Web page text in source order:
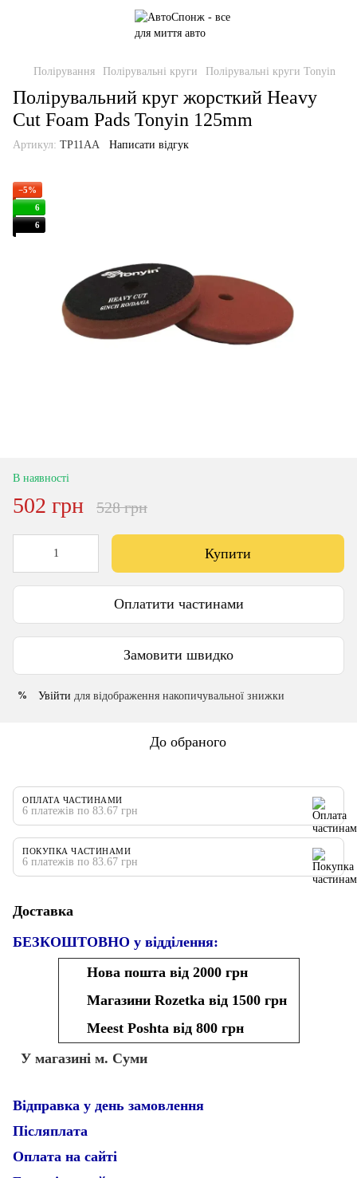
Полірування Полірувальні круги Полірувальні круги Tonyin
Полірувальний круг жорсткий Heavy
Cut Foam Pads Tonyin 125mm
Артикул: TP11AA Написати відгук
−5%
6
6
В наявності
502 грн 528 грн
Купити
Оплатити частинами
Замовити швидко
% Увійти для відображення накопичувальної знижки
До обраного
ОПЛАТА ЧАСТИНАМИ
6 платежів по 83.67 грн
ПОКУПКА ЧАСТИНАМИ
6 платежів по 83.67 грн
Доставка
БЕЗКОШТОВНО у відділення:
Нова пошта від 2000 грн
Магазини Rozetka від 1500 грн
Meest Poshta від 800 грн
У магазині м. Суми
Відправка у день замовлення
Післяплата
Оплата на сайті